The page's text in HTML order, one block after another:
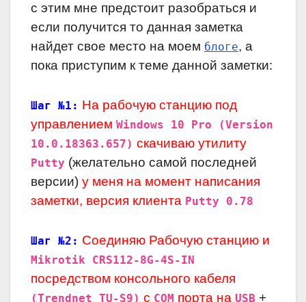
с этим мне предстоит разобраться и
если получится то данная заметка
найдет свое место на моем блоге, а
пока приступим к теме данной заметки:
Шаг №1: На рабочую станцию под
управлением Windows 10 Pro (Version
10.0.18363.657) скачиваю утилиту
Putty (желательно самой последней
версии) у меня на момент написания
заметки, версия клиента Putty 0.78
Шаг №2: Соединяю Рабочую станцию и
Mikrotik CRS112-8G-4S-IN
посредством консольного кабеля
(Trendnet TU-S9) с COM порта на USB +